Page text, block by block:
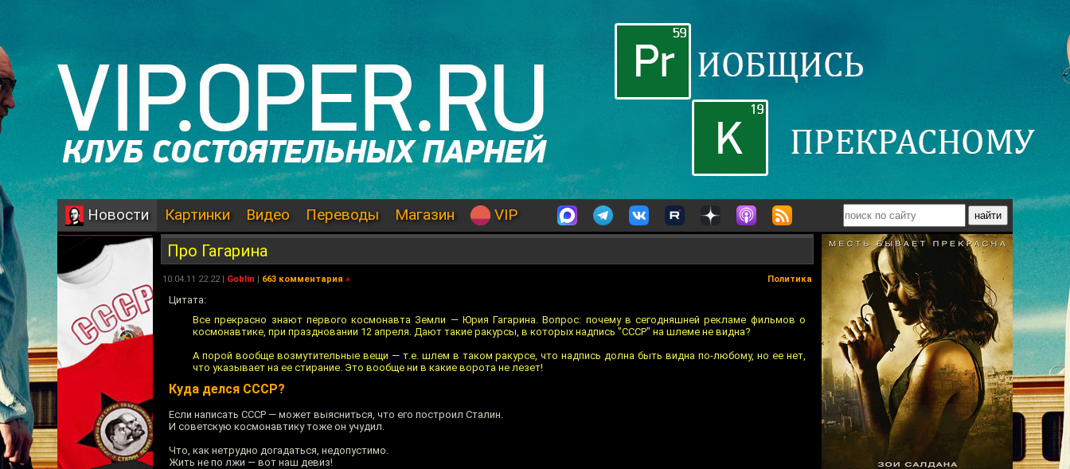
Новости Картинки Видео Переводы Магазин VIP
Про Гагарина
10.04.11 22:22 | Goblin | 663 комментария » Политика
Цитата:
Все прекрасно знают первого космонавта Земли — Юрия Гагарина. Вопрос: почему в сегодняшней рекламе фильмов о
космонавтике, при праздновании 12 апреля. Дают такие ракурсы, в которых надпись "СССР" на шлеме не видна?
А порой вообще возмутительные вещи — т.е. шлем в таком ракурсе, что надпись долна быть видна по-любому, но ее нет,
что указывает на ее стирание. Это вообще ни в какие ворота не лезет!
Куда делся СССР?
Если написать СССР — может выясниться, что его построил Сталин.
И советскую космонавтику тоже он учудил.
Что, как нетрудно догадаться, недопустимо.
Жить не по лжи — вот наш девиз!